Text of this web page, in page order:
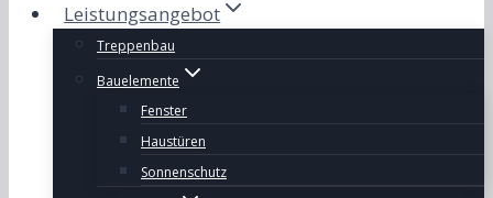
Leistungsangebot
Treppenbau
Bauelemente
Fenster
Haustüren
Sonnenschutz